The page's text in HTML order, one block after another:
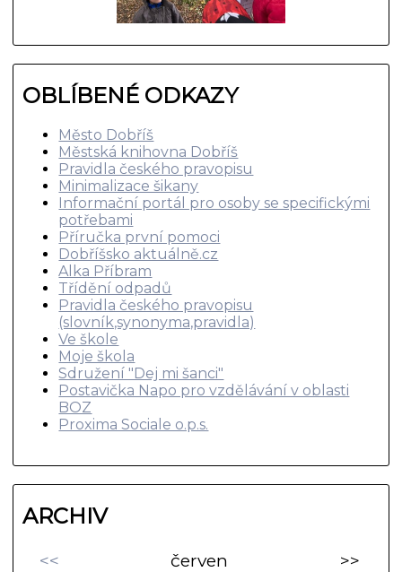
OBLÍBENÉ ODKAZY
Město Dobříš
Městská knihovna Dobříš
Pravidla českého pravopisu
Minimalizace šikany
Informační portál pro osoby se specifickými
potřebami
Příručka první pomoci
Dobříšsko aktuálně.cz
Alka Příbram
Třídění odpadů
Pravidla českého pravopisu
(slovník,synonyma,pravidla)
Ve škole
Moje škola
Sdružení "Dej mi šanci"
Postavička Napo pro vzdělávání v oblasti
BOZ
Proxima Sociale o.p.s.
ARCHIV
<< červen
>>